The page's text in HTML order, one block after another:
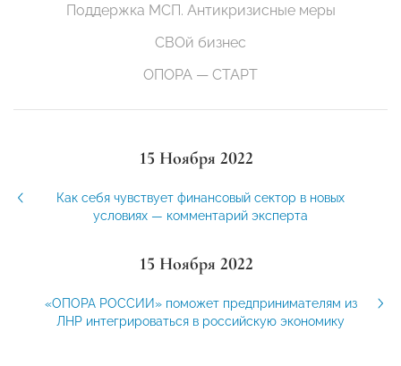
Поддержка МСП. Антикризисные меры
СВОй бизнес
ОПОРА — СТАРТ
15 Ноября 2022
Как себя чувствует финансовый сектор в новых
условиях — комментарий эксперта
15 Ноября 2022
«ОПОРА РОССИИ» поможет предпринимателям из
ЛНР интегрироваться в российскую экономику